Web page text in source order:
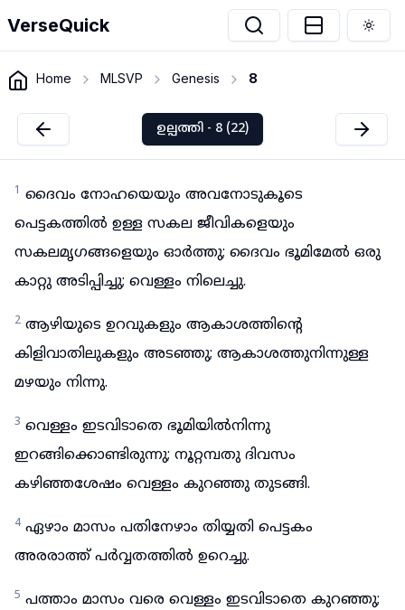
VerseQuick
Home MLSVP Genesis 8
ഉല്പത്തി - 8 (22)
1 ദൈവം നോഹയെയും അവനോടുകൂടെ
പെട്ടകത്തിൽ ഉള്ള സകല ജീവികളെയും
സകലമൃഗങ്ങളെയും ഓർത്തു; ദൈവം ഭൂമിമേൽ ഒരു
കാറ്റു അടിപ്പിച്ചു; വെള്ളം നിലെച്ചു.
2 ആഴിയുടെ ഉറവുകളും ആകാശത്തിന്റെ
കിളിവാതിലുകളും അടഞ്ഞു; ആകാശത്തുനിന്നുള്ള
മഴയും നിന്നു.
3 വെള്ളം ഇടവിടാതെ ഭൂമിയിൽനിന്നു
ഇറങ്ങിക്കൊണ്ടിരുന്നു; നൂറ്റമ്പതു ദിവസം
കഴിഞ്ഞശേഷം വെള്ളം കുറഞ്ഞു തുടങ്ങി.
4 ഏഴാം മാസം പതിനേഴാം തിയ്യതി പെട്ടകം
അരരാത്ത് പർവ്വതത്തിൽ ഉറെച്ചു.
5 പത്താം മാസം വരെ വെള്ളം ഇടവിടാതെ കുറഞ്ഞു;